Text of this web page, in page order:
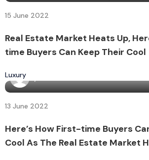
15 June 2022
Real Estate Market Heats Up,
time Buyers Can Keep Their Cool
Luxury
13 June 2022
Here’s How First-time Buyers
Cool As The Real Estate Market